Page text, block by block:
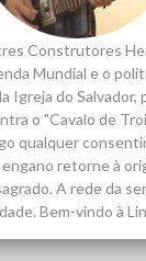
Construtores
Mundial e o
Igreja do Salvador,
o "Cavalo de
qualquer
retorne à
A rede da
Bem-vindo à